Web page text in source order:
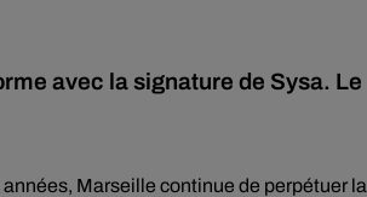
avec la signature de Sysa. Le
Marseille continue de perpétuer la